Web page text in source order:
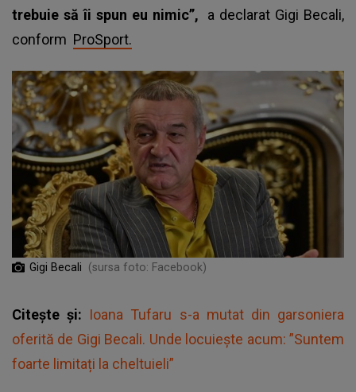
trebuie să îi spun eu nimic”,
a declarat Gigi Becali,
conform ProSport.
Gigi Becali (sursa foto: Facebook)
Citește și: Ioana Tufaru s-a mutat din garsoniera
oferită de Gigi Becali. Unde locuiește acum: ”Suntem
foarte limitați la cheltuieli”